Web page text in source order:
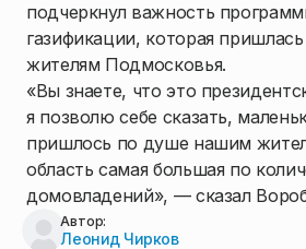
подчеркнул важность
газификации, которая
жителям Подмосковья.
«Вы знаете, что это
я позволю себе сказать,
пришлось по душе нашим
область самая большая по
домовладений», — сказал
Автор:
Леонид Чирков